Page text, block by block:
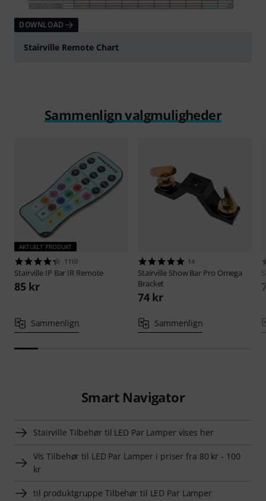
DOWNLOAD
Stairville Remote Chart
Sammenlign valgmuligheder
AKTUELT PRODUKT
1110
Stairville IP Bar IR Remote
85 kr
Sammenlign
14
Stairville Show Bar Pro Omega
Bracket
74 kr
Sammenlign
Smart Navigator
Stairville Tilbehør til LED Par Lamper vises her
Vis Tilbehør til LED Par Lamper i priser fra 80 kr - 100
kr
til produktgruppe Tilbehør til LED Par Lamper